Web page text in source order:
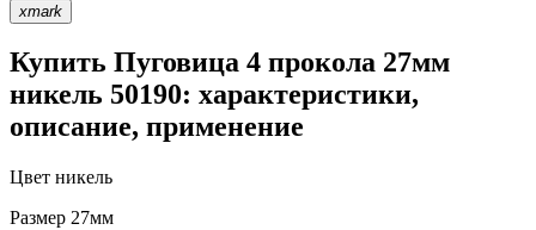
xmark
Купить Пуговица 4 прокола 27мм
никель 50190: характеристики,
описание, применение
Цвет никель
Размер 27мм